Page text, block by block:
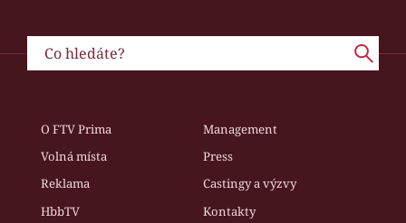
O FTV Prima
Management
Volná místa
Press
Reklama
Castingy a výzvy
HbbTV
Kontakty